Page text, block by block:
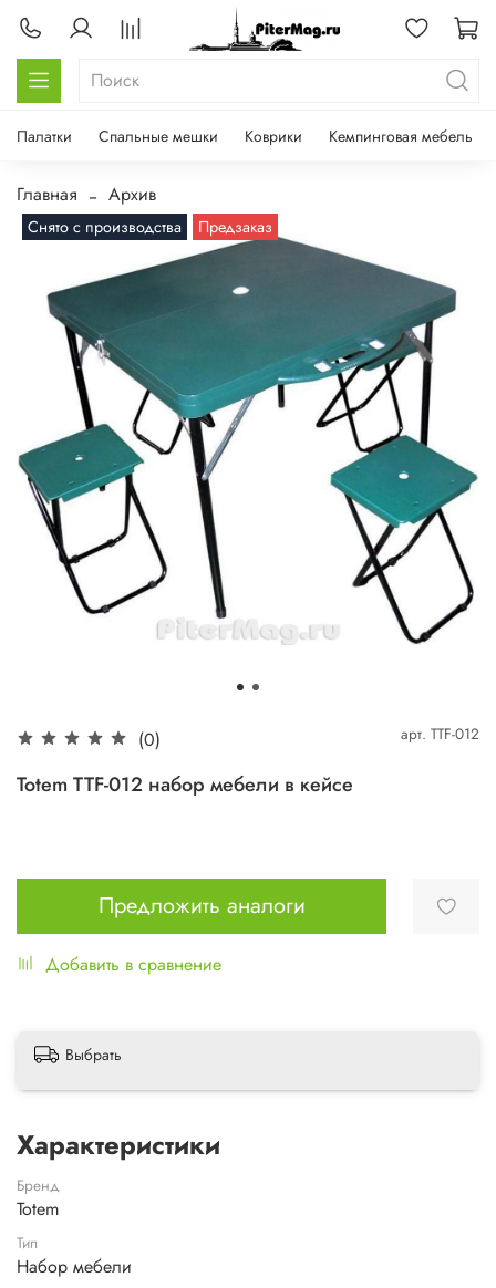
Палатки Спальные мешки Коврики Кемпинговая мебель
Главная Архив
Снято с производства Предзаказ
(0) арт. TTF-012
Totem TTF-012 набор мебели в кейсе
Предложить аналоги
Добавить в сравнение
Выбрать
Характеристики
Бренд
Totem
Тип
Набор мебели